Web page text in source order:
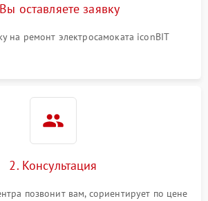
оставляете заявку
на ремонт электросамоката iconBIT
2. Консультация
позвонит вам, сориентирует по цене